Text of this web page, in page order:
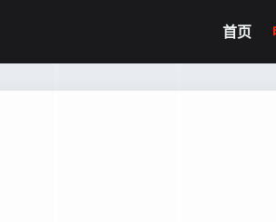
首页